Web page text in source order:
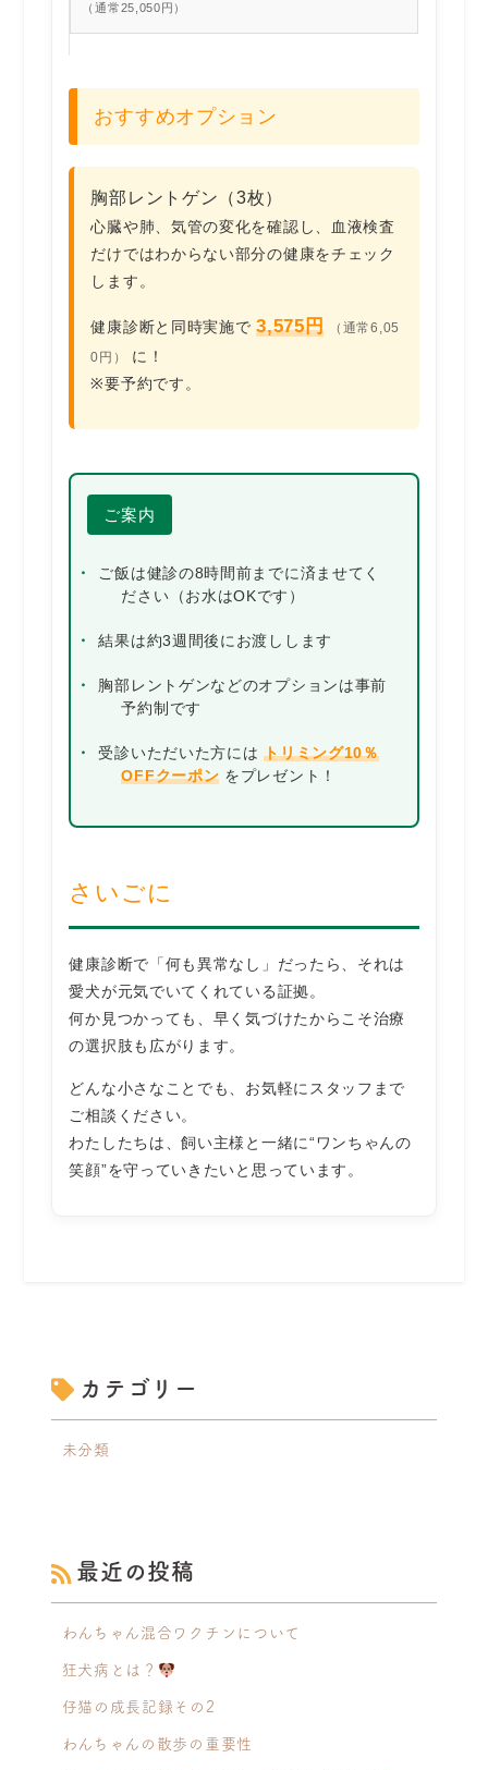
（通常25,050円）
おすすめオプション
胸部レントゲン（3枚）
心臓や肺、気管の変化を確認し、血液検査
だけではわからない部分の健康をチェック
します。
健康診断と同時実施で3,575円
（通常6,05
0円）
に！
※要予約です。
ご案内
ご飯は健診の8時間前までに済ませてく
ださい（お水はOKです）
結果は約3週間後にお渡しします
胸部レントゲンなどのオプションは事前
予約制です
受診いただいた方にはトリミング10％
OFFクーポン をプレゼント！
さいごに
健康診断で「何も異常なし」だったら、それは
愛犬が元気でいてくれている証拠。
何か見つかっても、早く気づけたからこそ治療
の選択肢も広がります。
どんな小さなことでも、お気軽にスタッフまで
ご相談ください。
わたしたちは、飼い主様と一緒に“ワンちゃんの
笑顔”を守っていきたいと思っています。
カテゴリー
未分類
最近の投稿
わんちゃん混合ワクチンについて
狂犬病とは？
仔猫の成長記録その2
わんちゃんの散歩の重要性